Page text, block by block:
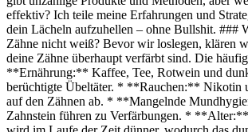
effektiv? Ich teile meine Erfahrungen und
dein Lächeln aufzuhellen – ohne Bullshit. ###
Zähne nicht weiß? Bevor wir loslegen, klären
deine Zähne überhaupt verfärbt sind. Die
**Ernährung:** Kaffee, Tee, Rotwein und
berüchtigte Übeltäter. * **Rauchen:** Nikotin
auf den Zähnen ab. * **Mangelnde
Zahnstein führen zu Verfärbungen. *